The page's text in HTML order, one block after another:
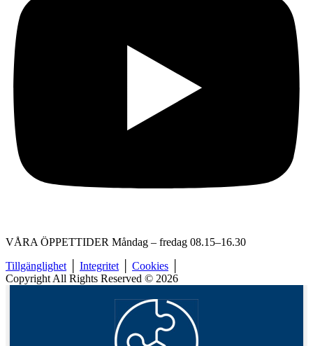
VÅRA ÖPPETTIDER Måndag – fredag 08.15–16.30
Tillgänglighet
Integritet Cookies
Copyright All Rights Reserved © 2026